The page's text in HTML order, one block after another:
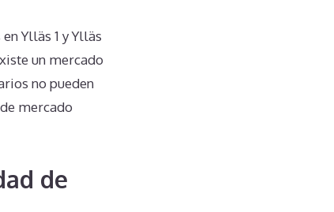
Ylläs 1 y Ylläs
un mercado
no pueden
mercado
de